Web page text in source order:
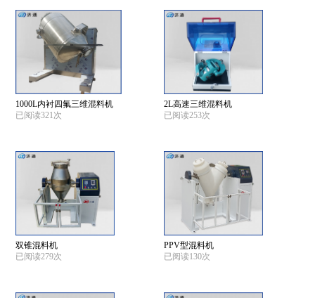
1000L内衬四氟三维混料机
已阅读321次
2L高速三维混料机
已阅读253次
双锥混料机
已阅读279次
PPV型混料机
已阅读130次